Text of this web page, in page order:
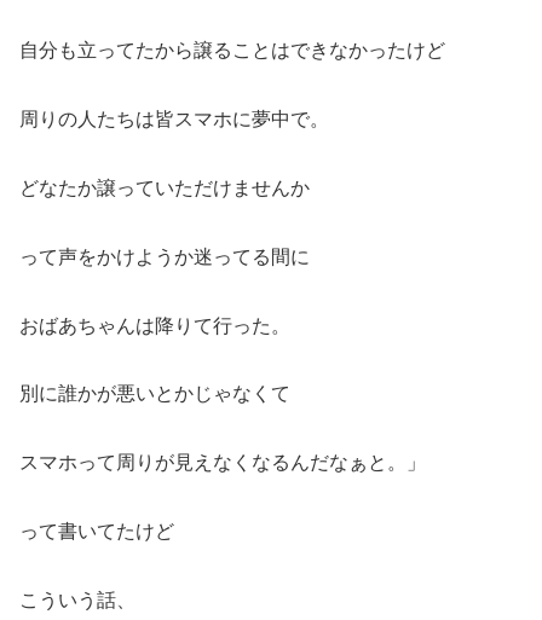
自分も立ってたから譲ることはできなかったけど
周りの人たちは皆スマホに夢中で。
どなたか譲っていただけませんか
って声をかけようか迷ってる間に
おばあちゃんは降りて行った。
別に誰かが悪いとかじゃなくて
スマホって周りが見えなくなるんだなぁと。」
って書いてたけど
こういう話、